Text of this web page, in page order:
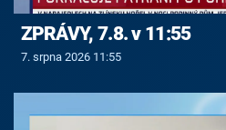
ZPRÁVY, 7.8. v 11:55
7. srpna 2026 11:55